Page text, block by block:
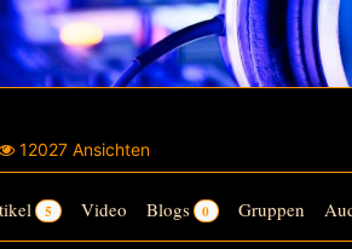
Ansichten
12027
5 Video Blogs 0 Gruppen